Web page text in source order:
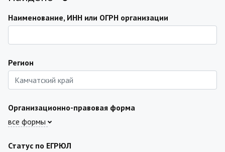
Наименование, ИНН или ОГРН организации
Регион
Организационно-правовая форма
все формы
Статус по ЕГРЮЛ